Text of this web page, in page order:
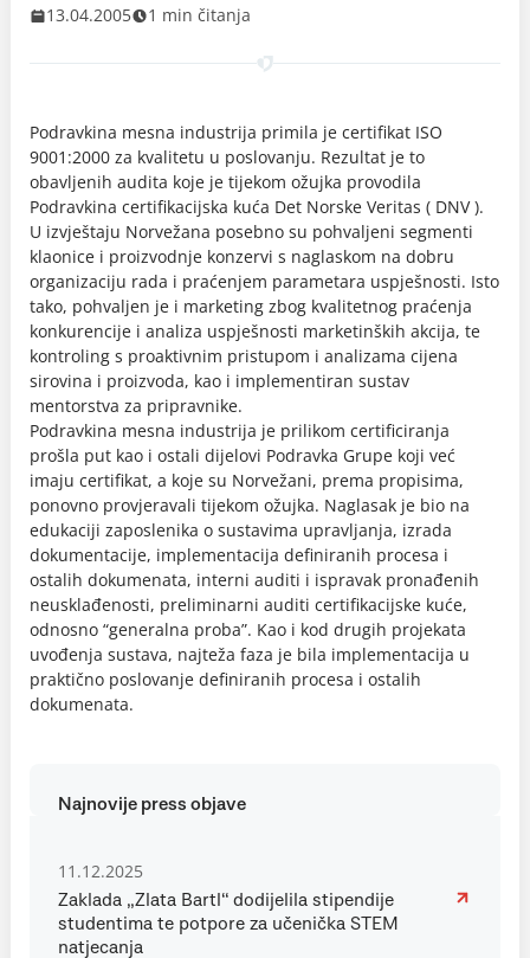
13.04.2005 1 min čitanja
Podravkina mesna industrija primila je certifikat ISO
9001:2000 za kvalitetu u poslovanju. Rezultat je to
obavljenih audita koje je tijekom ožujka provodila
Podravkina certifikacijska kuća Det Norske Veritas ( DNV ).
U izvještaju Norvežana posebno su pohvaljeni segmenti
klaonice i proizvodnje konzervi s naglaskom na dobru
organizaciju rada i praćenjem parametara uspješnosti. Isto
tako, pohvaljen je i marketing zbog kvalitetnog praćenja
konkurencije i analiza uspješnosti marketinških akcija, te
kontroling s proaktivnim pristupom i analizama cijena
sirovina i proizvoda, kao i implementiran sustav
mentorstva za pripravnike.
Podravkina mesna industrija je prilikom certificiranja
prošla put kao i ostali dijelovi Podravka Grupe koji već
imaju certifikat, a koje su Norvežani, prema propisima,
ponovno provjeravali tijekom ožujka. Naglasak je bio na
edukaciji zaposlenika o sustavima upravljanja, izrada
dokumentacije, implementacija definiranih procesa i
ostalih dokumenata, interni auditi i ispravak pronađenih
neusklađenosti, preliminarni auditi certifikacijske kuće,
odnosno “generalna proba”. Kao i kod drugih projekata
uvođenja sustava, najteža faza je bila implementacija u
praktično poslovanje definiranih procesa i ostalih
dokumenata.
Najnovije press objave
11.12.2025
Zaklada „Zlata Bartl“ dodijelila stipendije
studentima te potpore za učenička STEM
natjecanja